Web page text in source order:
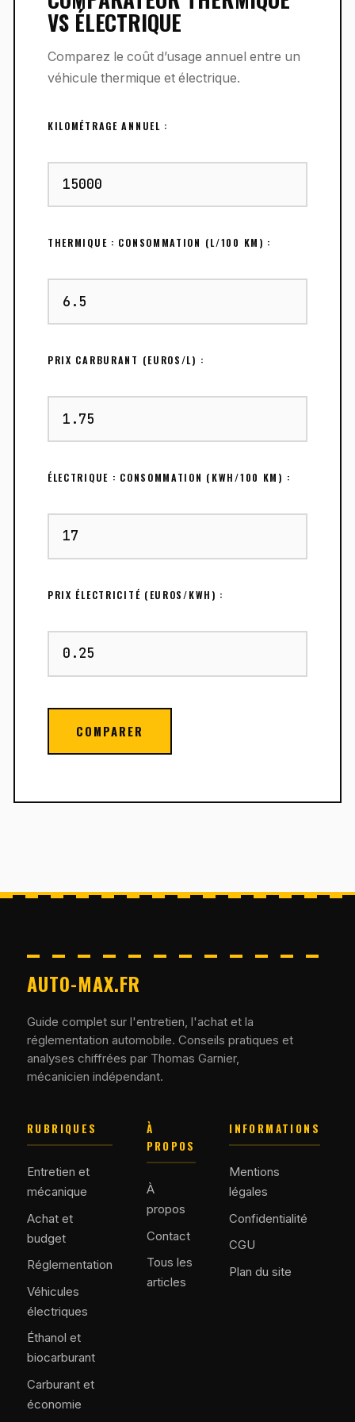
VS ÉLECTRIQUE
Comparez le coût d’usage annuel entre un
véhicule thermique et électrique.
KILOMÉTRAGE ANNUEL :
THERMIQUE : CONSOMMATION (L/100 KM) :
PRIX CARBURANT (EUROS/L) :
ÉLECTRIQUE : CONSOMMATION (KWH/100 KM) :
PRIX ÉLECTRICITÉ (EUROS/KWH) :
COMPARER
AUTO-MAX.FR
Guide complet sur l'entretien, l'achat et la
réglementation automobile. Conseils pratiques et
analyses chiffrées par Thomas Garnier,
mécanicien indépendant.
RUBRIQUES
Entretien et
mécanique
Achat et
budget
Réglementation
Véhicules
électriques
Éthanol et
biocarburant
Carburant et
économie
À
PROPOS
À
propos
Contact
Tous les
articles
INFORMATIONS
Mentions
légales
Confidentialité
CGU
Plan du site